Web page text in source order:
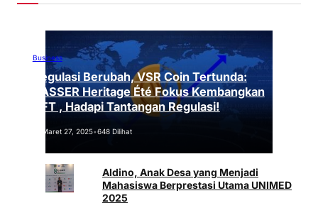
Business
Regulasi Berubah, VSR Coin Tertunda:
VASSER Heritage Été Fokus Kembangkan
NFT , Hadapi Tantangan Regulasi!
Maret 27, 2025•648 Dilihat
Aldino, Anak Desa yang Menjadi
Mahasiswa Berprestasi Utama UNIMED
2025